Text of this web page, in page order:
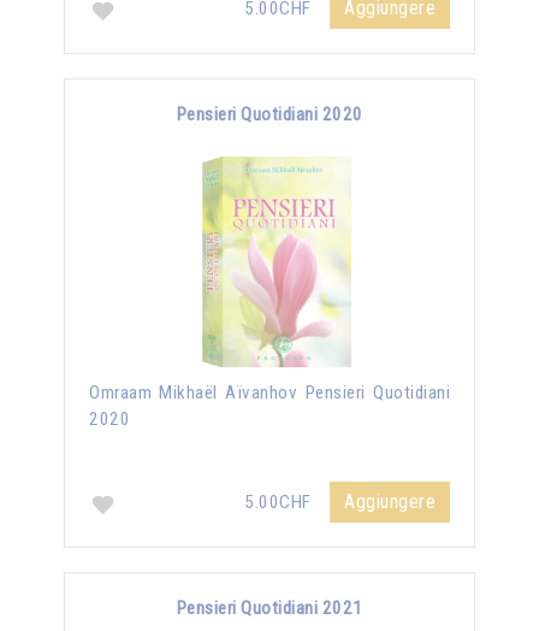
5.00CHF Aggiungere
Pensieri Quotidiani 2020
Omraam Mikhaël Aïvanhov Pensieri Quotidiani
2020
5.00CHF Aggiungere
Pensieri Quotidiani 2021